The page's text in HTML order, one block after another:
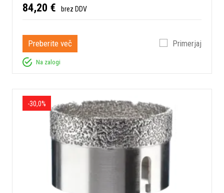
84,20 € brez DDV
Preberite več Primerjaj
Na zalogi
-30,0%